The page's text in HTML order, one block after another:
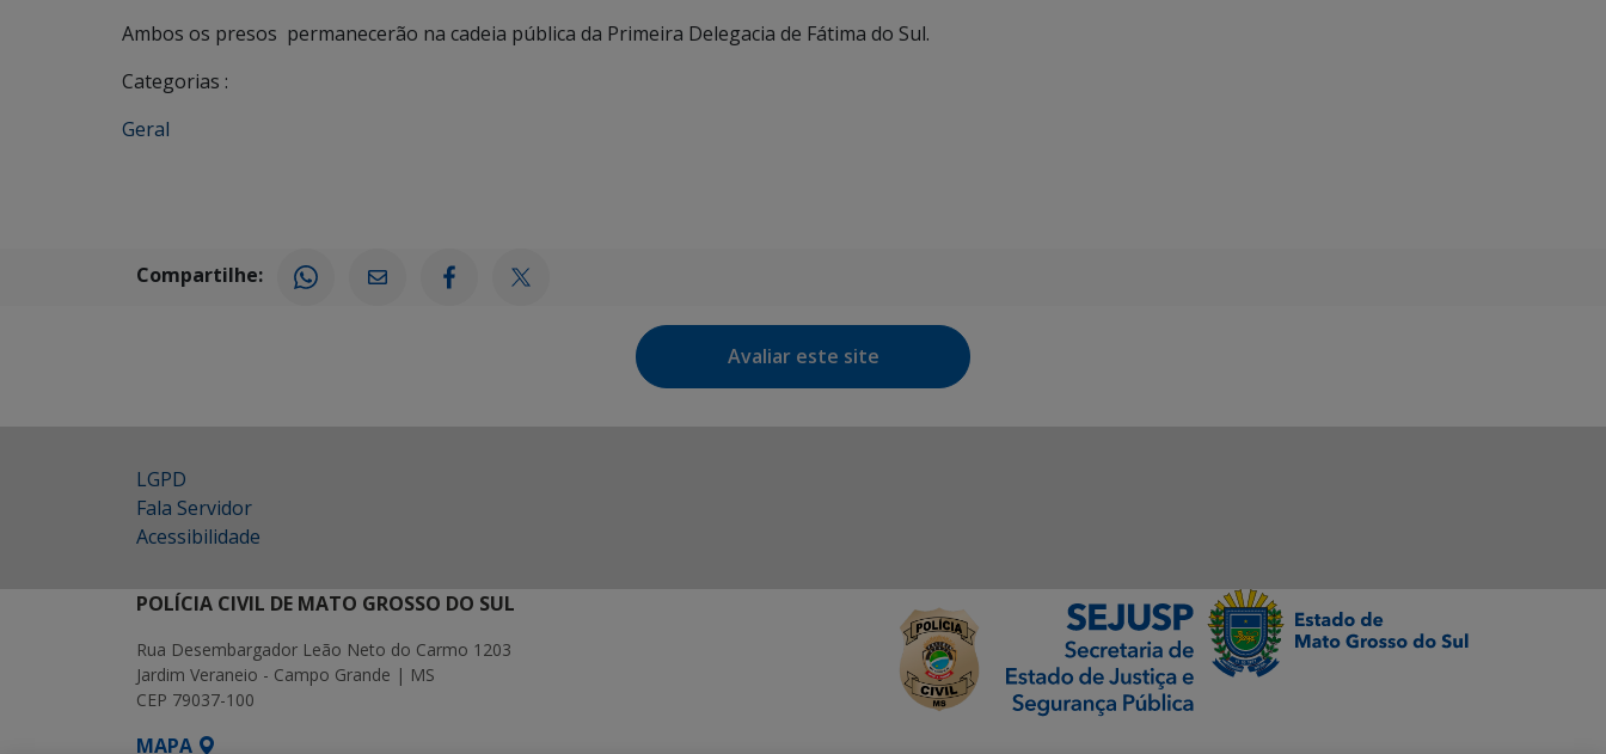
Ambos os presos permanecerão na cadeia pública da Primeira Delegacia de Fátima do Sul.
Categorias :
Geral
Compartilhe:
Avaliar este site
LGPD
Fala Servidor
Acessibilidade
POLÍCIA CIVIL DE MATO GROSSO DO SUL
Rua Desembargador Leão Neto do Carmo 1203
Jardim Veraneio - Campo Grande | MS
CEP 79037-100
MAPA